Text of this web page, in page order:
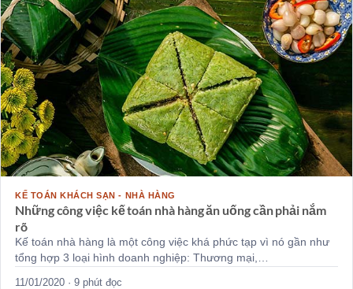
KẾ TOÁN KHÁCH SẠN - NHÀ HÀNG
Những công việc kế toán nhà hàng ăn uống cần phải nắm
rõ
Kế toán nhà hàng là một công việc khá phức tạp vì nó gần như
tổng hợp 3 loại hình doanh nghiệp: Thương mại,…
11/01/2020 · 9 phút đọc